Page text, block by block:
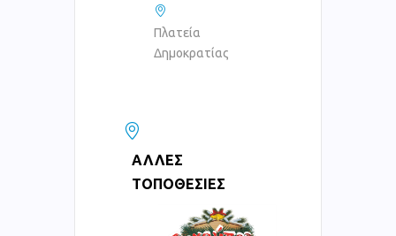
Πλατεία
Δημοκρατίας
ΆΛΛΕΣ
ΤΟΠΟΘΕΣΊΕΣ